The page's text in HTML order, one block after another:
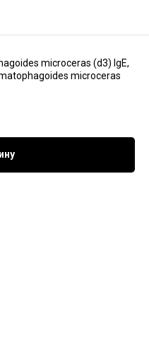
microceras (d3) IgE,
microceras